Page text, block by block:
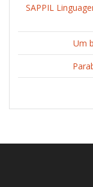
SAPPIL
Um